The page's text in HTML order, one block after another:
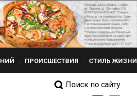
ПРОИСШЕСТВИЯ СТИЛЬ ЖИЗНИ
Поиск по сайту